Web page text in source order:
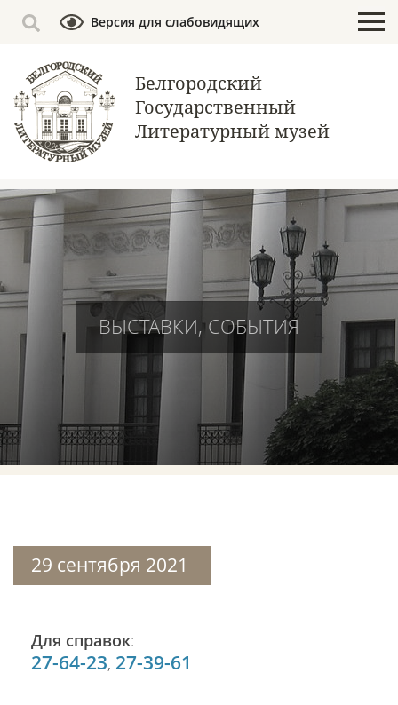
Версия для слабовидящих
Белгородский
Государственный
Литературный музей
ВЫСТАВКИ, СОБЫТИЯ
29 сентября 2021
Для справок:
27-64-23, 27-39-61